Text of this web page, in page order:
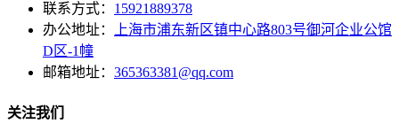
联系方式： 15921889378
办公地址：
上海市浦东新区镇中心路803号御河企业公馆
D区-1幢
邮箱地址： 365363381@qq.com
关注我们